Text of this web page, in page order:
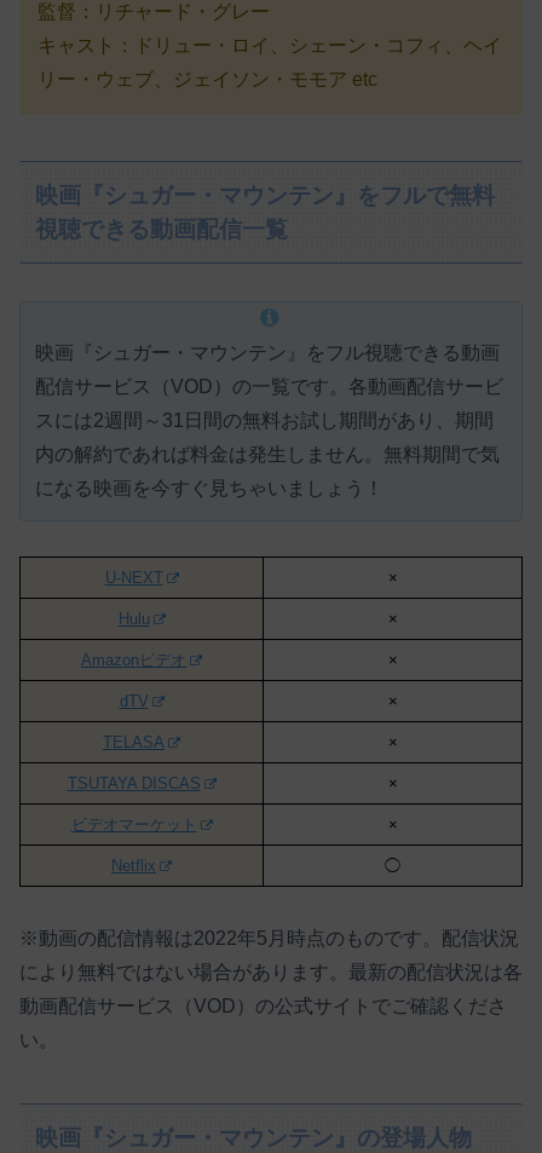
監督：リチャード・グレー
キャスト：ドリュー・ロイ、シェーン・コフィ、ヘイ
リー・ウェブ、ジェイソン・モモア etc
映画『シュガー・マウンテン』をフルで無料
視聴できる動画配信一覧
映画『シュガー・マウンテン』をフル視聴できる動画
配信サービス（VOD）の一覧です。各動画配信サービ
スには2週間～31日間の無料お試し期間があり、期間
内の解約であれば料金は発生しません。 無料期間で気
になる映画を今すぐ見ちゃいましょう！
U-NEXT ×
Hulu ×
Amazonビデオ ×
dTV ×
TELASA ×
TSUTAYA DISCAS ×
ビデオマーケット ×
Netflix ◯
※動画の配信情報は2022年5月時点のものです。配信状況
により無料ではない場合があります。最新の配信状況は各
動画配信サービス（VOD）の公式サイトでご確認くださ
い。
映画『シュガー・マウンテン』の登場人物